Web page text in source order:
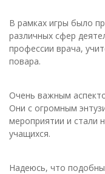
В рамках игры было
различных сфер
профессии врача,
повара.
Очень важным
Они с огромным
мероприятии и стали
учащихся.
Надеюсь, что